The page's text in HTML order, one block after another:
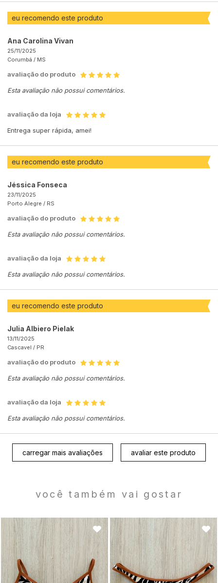
eu recomendo este produto
Ana Carolina Vivan
25/11/2025
Corumbá / MS
avaliação do produto
Esta avaliação não possui comentários.
avaliação da loja
Entrega super rápida, amei!
eu recomendo este produto
Jéssica Fonseca
23/11/2025
Porto Alegre / RS
avaliação do produto
Esta avaliação não possui comentários.
avaliação da loja
Esta avaliação não possui comentários.
eu recomendo este produto
Julia Albiero Pielak
13/11/2025
Cascavel / PR
avaliação do produto
Esta avaliação não possui comentários.
avaliação da loja
Esta avaliação não possui comentários.
carregar mais avaliações avaliar este produto
você também vai gostar